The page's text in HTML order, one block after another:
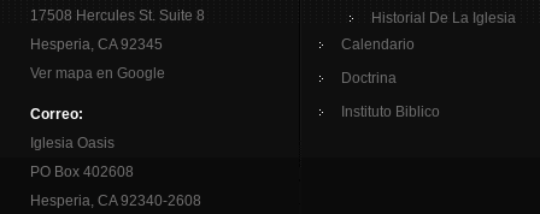
17508 Hercules St. Suite 8
Hesperia, CA 92345
Ver mapa en Google
Correo:
Iglesia Oasis
PO Box 402608
Hesperia, CA 92340-2608
Historial De La Iglesia
Calendario
Doctrina
Instituto Biblico